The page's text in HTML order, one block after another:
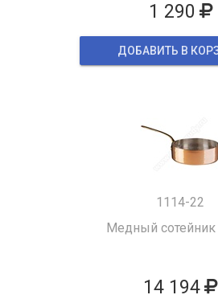
1 290
ДОБАВИТЬ В
1114-22
Медный сотейник
14 194